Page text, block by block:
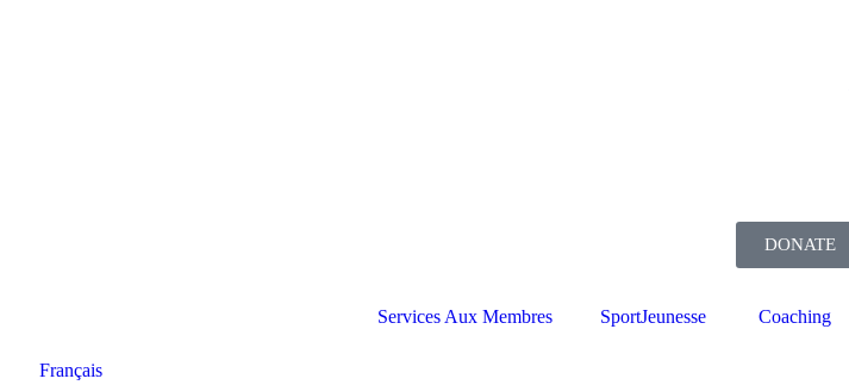
DONATE
Services Aux Membres SportJeunesse Coaching
Français